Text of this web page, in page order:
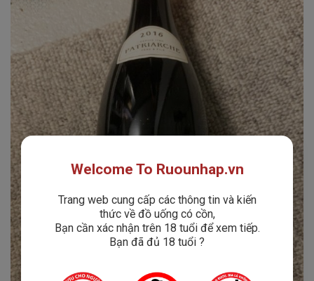
Welcome To Ruounhap.vn
Trang web cung cấp các thông tin và kiến
thức về đồ uống có cồn,
Bạn cần xác nhận trên 18 tuổi để xem tiếp.
Bạn đã đủ 18 tuổi ?